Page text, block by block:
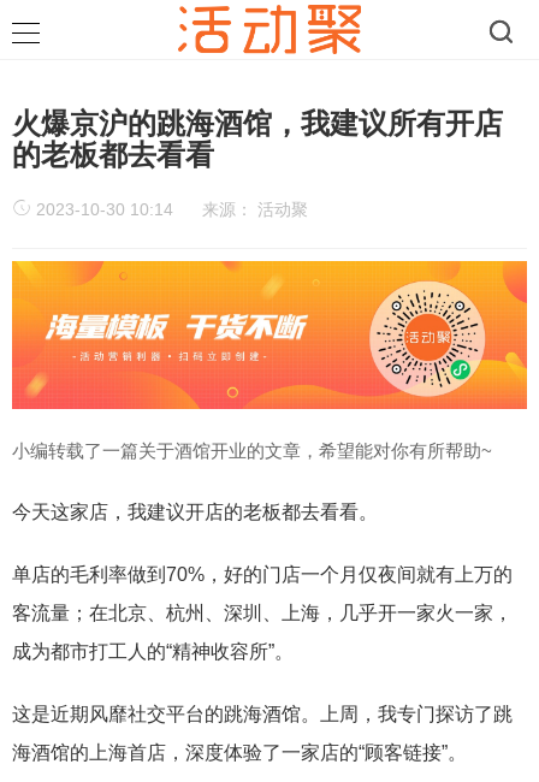
火爆京沪的跳海酒馆，我建议所有开店
的老板都去看看
2023-10-30 10:14 来源： 活动聚
小编转载了一篇关于酒馆开业的文章，希望能对你有所帮助~
今天这家店，我建议开店的老板都去看看。
单店的毛利率做到70%，好的门店一个月仅夜间就有上万的
客流量；在北京、杭州、深圳、上海，几乎开一家火一家，
成为都市打工人的“精神收容所”。
这是近期风靡社交平台的跳海酒馆。上周，我专门探访了跳
海酒馆的上海首店，深度体验了一家店的“顾客链接”。